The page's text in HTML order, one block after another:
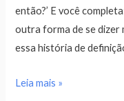
então?’ E você
outra forma de se dizer
essa história de
Leia mais »